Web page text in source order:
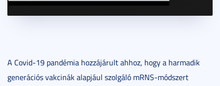
A Covid-19 pandémia hozzájárult ahhoz, hogy a harmadik
generációs vakcinák alapjául szolgáló mRNS-módszert